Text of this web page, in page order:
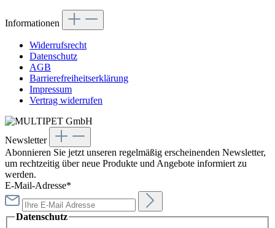
Informationen
Widerrufsrecht
Datenschutz
AGB
Barrierefreiheitserklärung
Impressum
Vertrag widerrufen
Newsletter
Abonnieren Sie jetzt unseren regelmäßig erscheinenden Newsletter,
um rechtzeitig über neue Produkte und Angebote informiert zu
werden.
E-Mail-Adresse*
Datenschutz